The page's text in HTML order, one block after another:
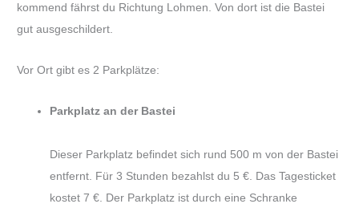
kommend fährst du Richtung Lohmen. Von dort ist die Bastei
gut ausgeschildert.
Vor Ort gibt es 2 Parkplätze:
Parkplatz an der Bastei
Dieser Parkplatz befindet sich rund 500 m von der Bastei
entfernt. Für 3 Stunden bezahlst du 5 €. Das Tagesticket
kostet 7 €. Der Parkplatz ist durch eine Schranke